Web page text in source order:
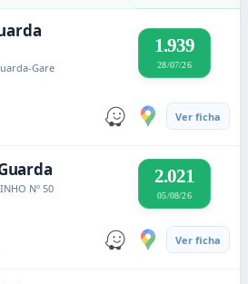
Gare
1.939
28/07/26
Ver ficha
Nº 50
2.021
05/08/26
Ver ficha